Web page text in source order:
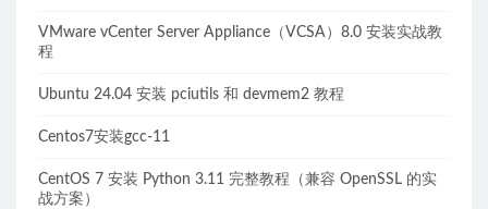
VMware vCenter Server Appliance（VCSA）8.0 安装实战教
程
Ubuntu 24.04 安装 pciutils 和 devmem2 教程
Centos7安装gcc-11
CentOS 7 安装 Python 3.11 完整教程（兼容 OpenSSL 的实
战方案）